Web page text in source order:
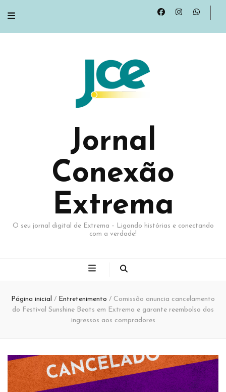
Jornal
Conexão
Extrema
O seu jornal digital de Extrema – Ligando histórias e conectando
com a verdade!
Página inicial / Entretenimento / Comissão anuncia cancelamento
do Festival Sunshine Beats em Extrema e garante reembolso dos
ingressos aos compradores